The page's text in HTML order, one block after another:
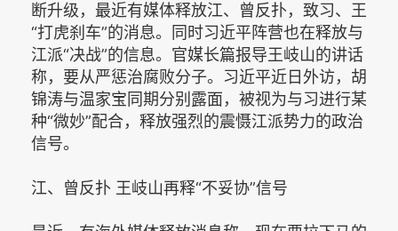
断升级，最近有媒体释放江、曾反扑，致习、王
“打虎刹车”的消息。同时习近平阵营也在释放与
江派“决战”的信息。官媒长篇报导王岐山的讲话
称，要从严惩治腐败分子。习近平近日外访，胡
锦涛与温家宝同期分别露面，被视为与习进行某
种“微妙”配合，释放强烈的震慑江派势力的政治
信号。
江、曾反扑 王岐山再释“不妥协”信号